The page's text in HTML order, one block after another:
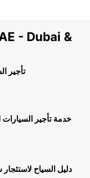
- Dubai &
تأجير
خدمة تأجير السيارات
دليل السياح لاستئجار